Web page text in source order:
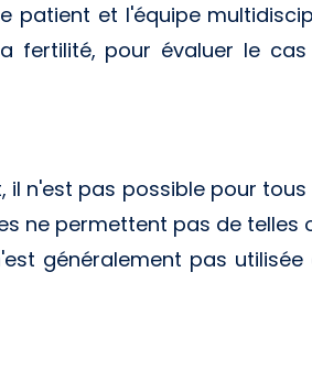
patient et l'équipe
fertilité, pour évaluer le
il n'est pas possible pour
ne permettent pas de telles
généralement pas